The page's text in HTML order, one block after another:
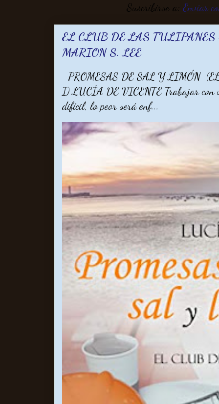
Suscribirse a:Enviar
EL CLUB DE LAS
MARION S. LEE
PROMESAS DE SAL Y LIMÓN
I) LUCÍA DE VICENTE Trabajar con
difícil, lo peor será enf...